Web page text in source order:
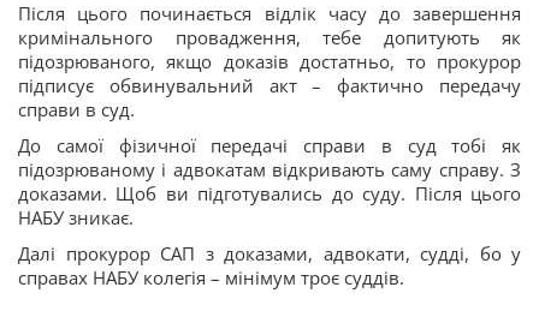
Після цього починається відлік часу до завершення
кримінального провадження, тебе допитують як
підозрюваного, якщо доказів достатньо, то прокурор
підписує обвинувальний акт – фактично передачу
справи в суд.
До самої фізичної передачі справи в суд тобі як
підозрюваному і адвокатам відкривають саму справу. З
доказами. Щоб ви підготувались до суду. Після цього
НАБУ зникає.
Далі прокурор САП з доказами, адвокати, судді, бо у
справах НАБУ колегія – мінімум троє суддів.